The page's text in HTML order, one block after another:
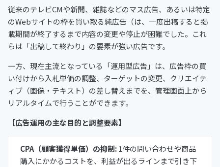
従来のテレビCMや新聞、雑誌などのマス広告、あるいは特定
のWebサイトの枠を買い取る純広告（は、一度出稿すると掲
載期間が終了するまで内容の変更や停止が困難でした。これ
らは「出稿して終わり」の要素が強い広告です。
一方、現在主流となっている「運用型広告」は、広告枠の買
い付けから入札単価の調整、ターゲットの変更、クリエイテ
ィブ（画像・テキスト）の差し替えまでを、管理画面上から
リアルタイムで行うことができます。
【広告運用の主な目的と調整要素】
CPA（顧客獲得単価）の抑制:1件の問い合わせや商品
購入にかかるコストを、利益が出るラインまで引き下